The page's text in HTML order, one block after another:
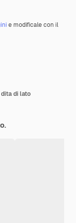
e modificale con il
di lato